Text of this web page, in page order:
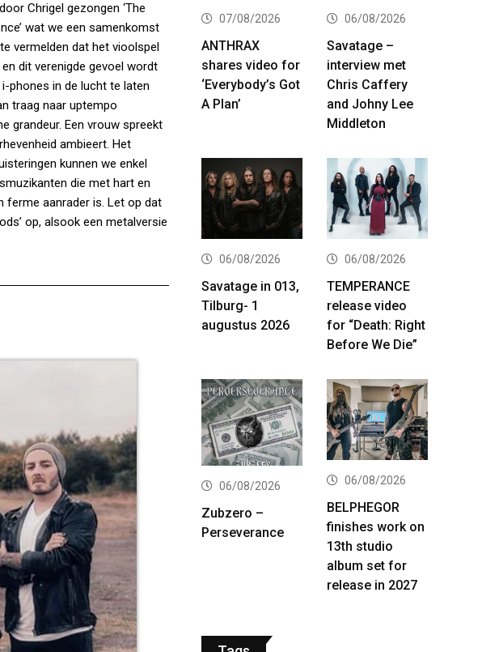
Chrigel gezongen ‘The
wat we een samenkomst
vermelden dat het vioolspel
dit verenigde gevoel wordt
phones in de lucht te laten
traag naar uptempo
grandeur. Een vrouw spreekt
ambieert. Het
kunnen we enkel
die met hart en
ferme aanrader is. Let op dat
op, alsook een metalversie
07/08/2026
ANTHRAX
shares video for
‘Everybody’s Got
A Plan’
06/08/2026
Savatage –
interview met
Chris Caffery
and Johny Lee
Middleton
06/08/2026
Savatage in 013,
Tilburg- 1
augustus 2026
06/08/2026
TEMPERANCE
release video
for “Death: Right
Before We Die”
06/08/2026
Zubzero –
Perseverance
06/08/2026
BELPHEGOR
finishes work on
13th studio
album set for
release in 2027